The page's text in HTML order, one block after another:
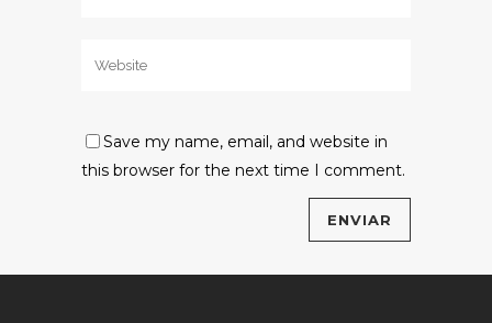
Save my name, email, and website in
this browser for the next time I comment.